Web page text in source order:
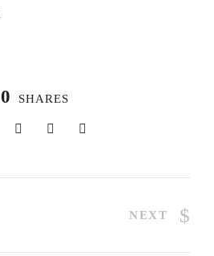
0 SHARES
NEXT